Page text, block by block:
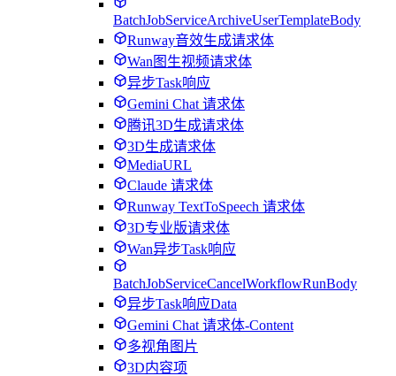
BatchJobServiceArchiveUserTemplateBody
Runway音效生成请求体
Wan图生视频请求体
异步Task响应
Gemini Chat 请求体
腾讯3D生成请求体
3D生成请求体
MediaURL
Claude 请求体
Runway TextToSpeech 请求体
3D专业版请求体
Wan异步Task响应
BatchJobServiceCancelWorkflowRunBody
异步Task响应Data
Gemini Chat 请求体-Content
多视角图片
3D内容项